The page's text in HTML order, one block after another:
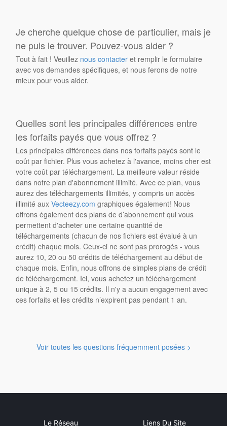
Je cherche quelque chose de particulier, mais je
ne puis le trouver. Pouvez-vous aider ?
Tout à fait ! Veuillez nous contacter et remplir le formulaire
avec vos demandes spécifiques, et nous ferons de notre
mieux pour vous aider.
Quelles sont les principales différences entre
les forfaits payés que vous offrez ?
Les principales différences dans nos forfaits payés sont le
coût par fichier. Plus vous achetez à l'avance, moins cher est
votre coût par téléchargement. La meilleure valeur réside
dans notre plan d'abonnement illimité. Avec ce plan, vous
aurez des téléchargements illimités, y compris un accès
illimité auxVecteezy.com graphiques également! Nous
offrons également des plans de d’abonnement qui vous
permettent d'acheter une certaine quantité de
téléchargements (chacun de nos fichiers est évalué à un
crédit) chaque mois. Ceux-ci ne sont pas prorogés - vous
aurez 10, 20 ou 50 crédits de téléchargement au début de
chaque mois. Enfin, nous offrons de simples plans de crédit
de téléchargement. Ici, vous achetez un téléchargement
unique à 2, 5 ou 15 crédits. Il n'y a aucun engagement avec
ces forfaits et les crédits n’expirent pas pendant 1 an.
Voir toutes les questions fréquemment posées >
Le Réseau Liens Du Site